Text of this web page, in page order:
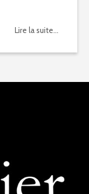
Lire la suite...